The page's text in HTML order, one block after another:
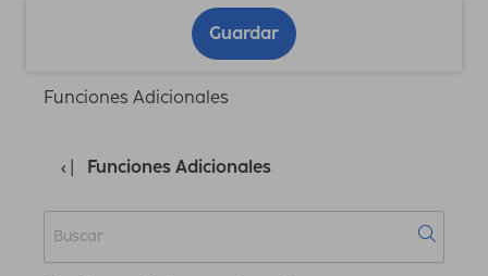
Guardar
Funciones Adicionales
Funciones Adicionales